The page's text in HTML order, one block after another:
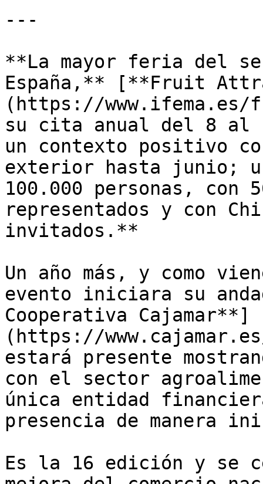
---
**La mayor feria del
España,** [**Fruit
(https://
su cita anual del 8 al
un contexto positivo
exterior hasta junio;
100.000 personas, con
representados y con
invitados.**
Un año más, y como
evento iniciara su
Cooperativa Cajamar**]
(https://
estará presente
con el sector
única entidad
presencia de manera
Es la 16 edición y se